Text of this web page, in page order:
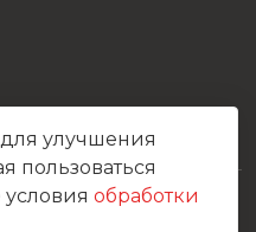
улучшения
пользоваться
обработки